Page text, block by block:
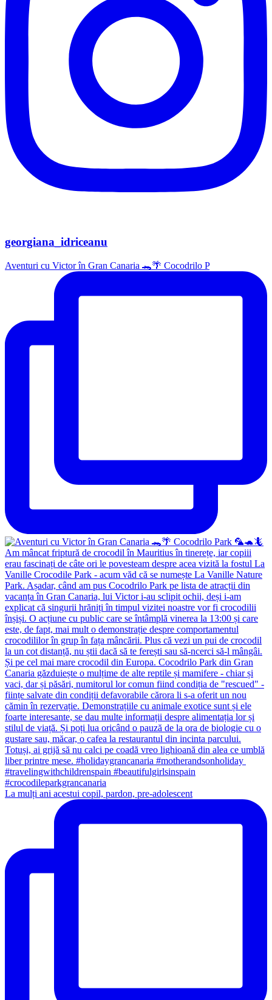
georgiana_idriceanu
Aventuri cu Victor în Gran Canaria 🐊🌴 Cocodrilo P
La mulți ani acestui copil, pardon, pre-adolescent